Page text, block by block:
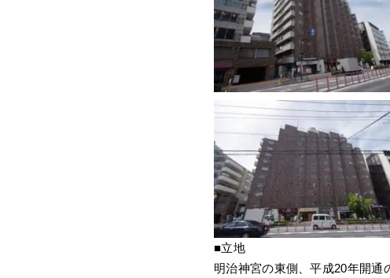
■立地
明治神宮の東側、平成20年開